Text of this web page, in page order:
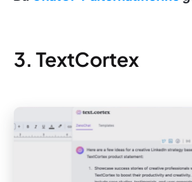
3. TextCortex